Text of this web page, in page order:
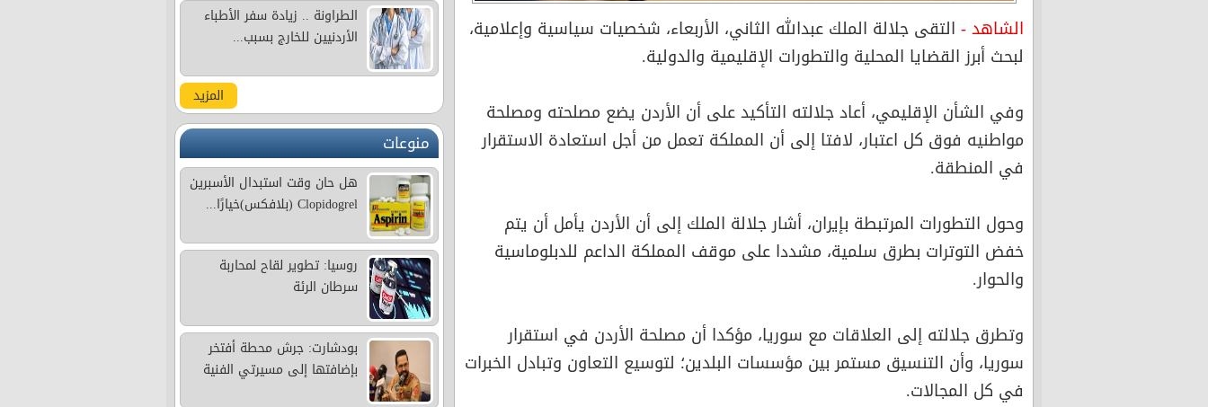
الشاهد - التقى جلالة الملك عبدﷲ الثاني، الأربعاء، شخصيات سياسية وإعلامية،
لبحث أبرز القضايا المحلية والتطورات الإقليمية والدولية.
وفي الشأن الإقليمي، أعاد جلالته التأكيد على أن الأردن يضع مصلحته ومصلحة
مواطنيه فوق كل اعتبار، لافتا إلى أن المملكة تعمل من أجل استعادة الاستقرار
في المنطقة.
وحول التطورات المرتبطة بإيران، أشار جلالة الملك إلى أن الأردن يأمل أن يتم
خفض التوترات بطرق سلمية، مشددا على موقف المملكة الداعم للدبلوماسية
والحوار.
وتطرق جلالته إلى العلاقات مع سوريا، مؤكدا أن مصلحة الأردن في استقرار
سوريا، وأن التنسيق مستمر بين مؤسسات البلدين؛ لتوسيع التعاون وتبادل الخبرات
في كل المجالات.
الطراونة .. زيادة سفر الأطباء
الأردنيين للخارج بسبب...
المزيد
منوعات
هل حان وقت استبدال الأسبرين
Clopidogrel (بلافكس)خيارًا...
روسيا: تطوير لقاح لمحاربة
سرطان الرئة
بودشارت: جرش محطة أفتخر
بإضافتها إلى مسيرتي الفنية